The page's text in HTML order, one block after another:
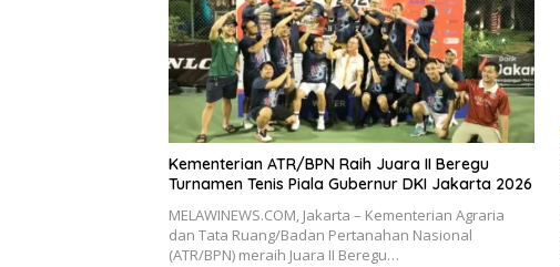
Kementerian ATR/BPN Raih Juara II Beregu
Turnamen Tenis Piala Gubernur DKI Jakarta 2026
MELAWINEWS.COM, Jakarta – Kementerian Agraria
dan Tata Ruang/Badan Pertanahan Nasional
(ATR/BPN) meraih Juara II Beregu…